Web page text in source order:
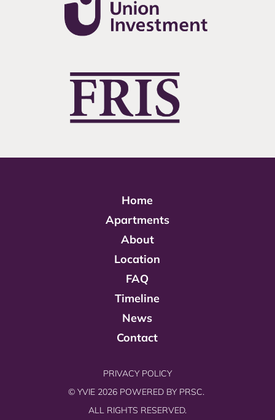
Home
Apartments
About
Location
FAQ
Timeline
News
Contact
PRIVACY POLICY
© YVIE 2026 POWERED BY PRSC.
ALL RIGHTS RESERVED.